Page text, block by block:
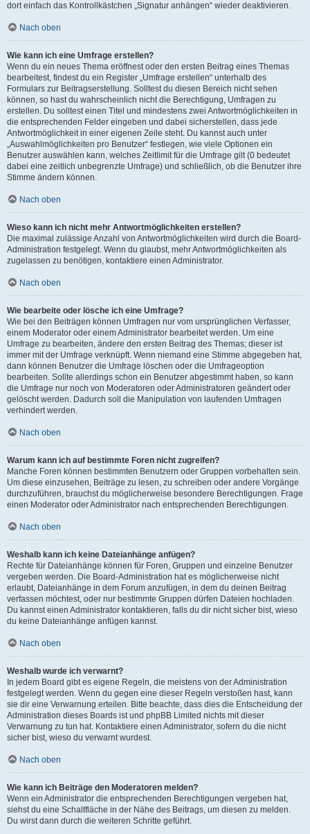
dort einfach das Kontrollkästchen „Signatur anhängen“ wieder deaktivieren.
Nach oben
Wie kann ich eine Umfrage erstellen?
Wenn du ein neues Thema eröffnest oder den ersten Beitrag eines Themas
bearbeitest, findest du ein Register „Umfrage erstellen“ unterhalb des
Formulars zur Beitragserstellung. Solltest du diesen Bereich nicht sehen
können, so hast du wahrscheinlich nicht die Berechtigung, Umfragen zu
erstellen. Du solltest einen Titel und mindestens zwei Antwortmöglichkeiten in
die entsprechenden Felder eingeben und dabei sicherstellen, dass jede
Antwortmöglichkeit in einer eigenen Zeile steht. Du kannst auch unter
„Auswahlmöglichkeiten pro Benutzer“ festlegen, wie viele Optionen ein
Benutzer auswählen kann, welches Zeitlimit für die Umfrage gilt (0 bedeutet
dabei eine zeitlich unbegrenzte Umfrage) und schließlich, ob die Benutzer ihre
Stimme ändern können.
Nach oben
Wieso kann ich nicht mehr Antwortmöglichkeiten erstellen?
Die maximal zulässige Anzahl von Antwortmöglichkeiten wird durch die Board-
Administration festgelegt. Wenn du glaubst, mehr Antwortmöglichkeiten als
zugelassen zu benötigen, kontaktiere einen Administrator.
Nach oben
Wie bearbeite oder lösche ich eine Umfrage?
Wie bei den Beiträgen können Umfragen nur vom ursprünglichen Verfasser,
einem Moderator oder einem Administrator bearbeitet werden. Um eine
Umfrage zu bearbeiten, ändere den ersten Beitrag des Themas; dieser ist
immer mit der Umfrage verknüpft. Wenn niemand eine Stimme abgegeben hat,
dann können Benutzer die Umfrage löschen oder die Umfrageoption
bearbeiten. Sollte allerdings schon ein Benutzer abgestimmt haben, so kann
die Umfrage nur noch von Moderatoren oder Administratoren geändert oder
gelöscht werden. Dadurch soll die Manipulation von laufenden Umfragen
verhindert werden.
Nach oben
Warum kann ich auf bestimmte Foren nicht zugreifen?
Manche Foren können bestimmten Benutzern oder Gruppen vorbehalten sein.
Um diese einzusehen, Beiträge zu lesen, zu schreiben oder andere Vorgänge
durchzuführen, brauchst du möglicherweise besondere Berechtigungen. Frage
einen Moderator oder Administrator nach entsprechenden Berechtigungen.
Nach oben
Weshalb kann ich keine Dateianhänge anfügen?
Rechte für Dateianhänge können für Foren, Gruppen und einzelne Benutzer
vergeben werden. Die Board-Administration hat es möglicherweise nicht
erlaubt, Dateianhänge in dem Forum anzufügen, in dem du deinen Beitrag
verfassen möchtest, oder nur bestimmte Gruppen dürfen Dateien hochladen.
Du kannst einen Administrator kontaktieren, falls du dir nicht sicher bist, wieso
du keine Dateianhänge anfügen kannst.
Nach oben
Weshalb wurde ich verwarnt?
In jedem Board gibt es eigene Regeln, die meistens von der Administration
festgelegt werden. Wenn du gegen eine dieser Regeln verstoßen hast, kann
sie dir eine Verwarnung erteilen. Bitte beachte, dass dies die Entscheidung der
Administration dieses Boards ist und phpBB Limited nichts mit dieser
Verwarnung zu tun hat. Kontaktiere einen Administrator, sofern du die nicht
sicher bist, wieso du verwarnt wurdest.
Nach oben
Wie kann ich Beiträge den Moderatoren melden?
Wenn ein Administrator die entsprechenden Berechtigungen vergeben hat,
siehst du eine Schaltfläche in der Nähe des Beitrags, um diesen zu melden.
Du wirst dann durch die weiteren Schritte geführt.